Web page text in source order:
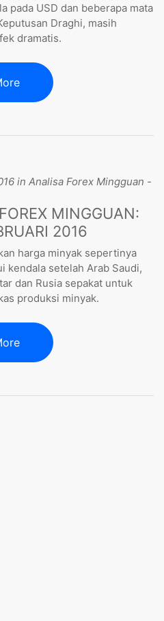
pada USD dan beberapa mata
Draghi, masih
dramatis.
in Analisa Forex Mingguan -
MINGGUAN:
2016
harga minyak sepertinya
kendala setelah Arab Saudi,
dan Rusia sepakat untuk
produksi minyak.